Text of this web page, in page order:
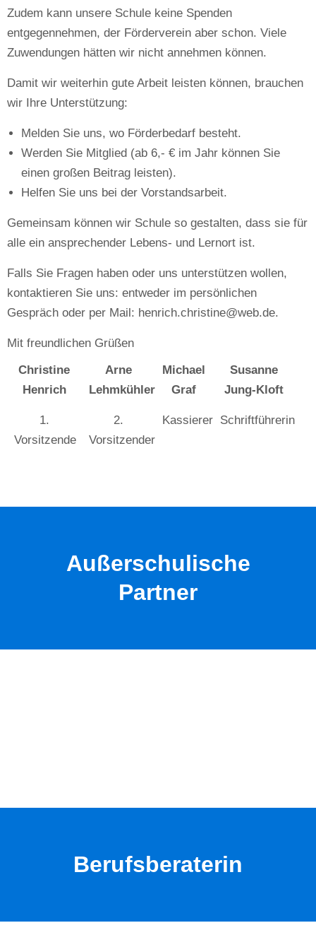
Zudem kann unsere Schule keine Spenden
entgegennehmen, der Förderverein aber schon. Viele
Zuwendungen hätten wir nicht annehmen können.
Damit wir weiterhin gute Arbeit leisten können, brauchen
wir Ihre Unterstützung:
Melden Sie uns, wo Förderbedarf besteht.
Werden Sie Mitglied (ab 6,- € im Jahr können Sie
einen großen Beitrag leisten).
Helfen Sie uns bei der Vorstandsarbeit.
Gemeinsam können wir Schule so gestalten, dass sie für
alle ein ansprechender Lebens- und Lernort ist.
Falls Sie Fragen haben oder uns unterstützen wollen,
kontaktieren Sie uns: entweder im persönlichen
Gespräch oder per Mail: henrich.christine@web.de.
Mit freundlichen Grüßen
Christine
Henrich
1.
Vorsitzende
Arne
Lehmkühler
2.
Vorsitzender
Michael
Graf
Kassierer
Susanne
Jung-Kloft
Schriftführerin
Außerschulische
Partner
Berufsberaterin